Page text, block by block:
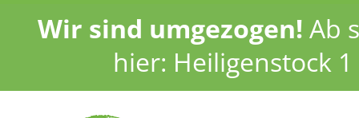
Wir sind umgezogen! Ab
hier: Heiligenstock 1